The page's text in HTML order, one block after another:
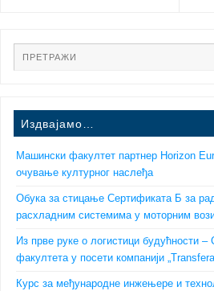
Издвајамо…
Машински факултет партнер Horizon
очување културног наслеђа
Обука за стицање Сертификата Б за
расхладним системима у моторним
Из прве руке о логистици будућности
факултета у посети компанији
Курс за међународне инжењере и